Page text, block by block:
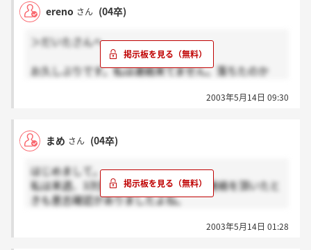
ereno さん (04卒)
＞だいたさんへ
お久しぶりです。私は連絡来てません。落ちたのか
いのですがウェーブの内定をいただけても今は少しそ
ホームな雰囲気の良い会社ですが、私は何年後かに家
業を継いで会社のトップになりたいと考えています。
ように感じています。自信は全くありませんが…。
2003年5月14日 09:30
まめ さん (04卒)
はじめまして。
私は来週、3次面接を受けます。3次の連絡を頂いたと
きも意志確認がありましたよね。
ウェーブという会社はアットホームな会社で私にとっ
2003年5月14日 01:28